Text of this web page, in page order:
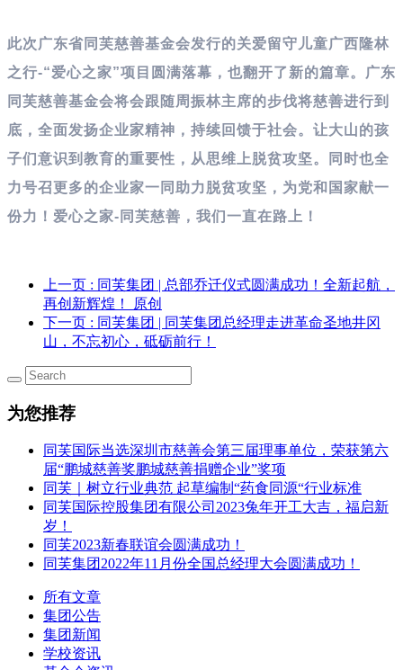
此次广东省同芙慈善基金会发行的关爱留守儿童广西隆林
之行-“爱心之家”项目圆满落幕，也翻开了新的篇章。广东
同芙慈善基金会将会跟随周振林主席的步伐将慈善进行到
底，全面发扬企业家精神，持续回馈于社会。让大山的孩
子们意识到教育的重要性，从思维上脱贫攻坚。同时也全
力号召更多的企业家一同助力脱贫攻坚，为党和国家献一
份力！爱心之家-同芙慈善，我们一直在路上！
上一页 : 同芙集团 | 总部乔迁仪式圆满成功！全新起航，
再创新辉煌！ 原创
下一页 : 同芙集团 | 同芙集团总经理走进革命圣地井冈
山，不忘初心，砥砺前行！
为您推荐
同芙国际当选深圳市慈善会第三届理事单位，荣获第六
届“鹏城慈善奖鹏城慈善捐赠企业”奖项
同芙｜树立行业典范 起草编制“药食同源“行业标准
同芙国际控股集团有限公司2023兔年开工大吉，福启新
岁！
同芙2023新春联谊会圆满成功！
同芙集团2022年11月份全国总经理大会圆满成功！
所有文章
集团公告
集团新闻
学校资讯